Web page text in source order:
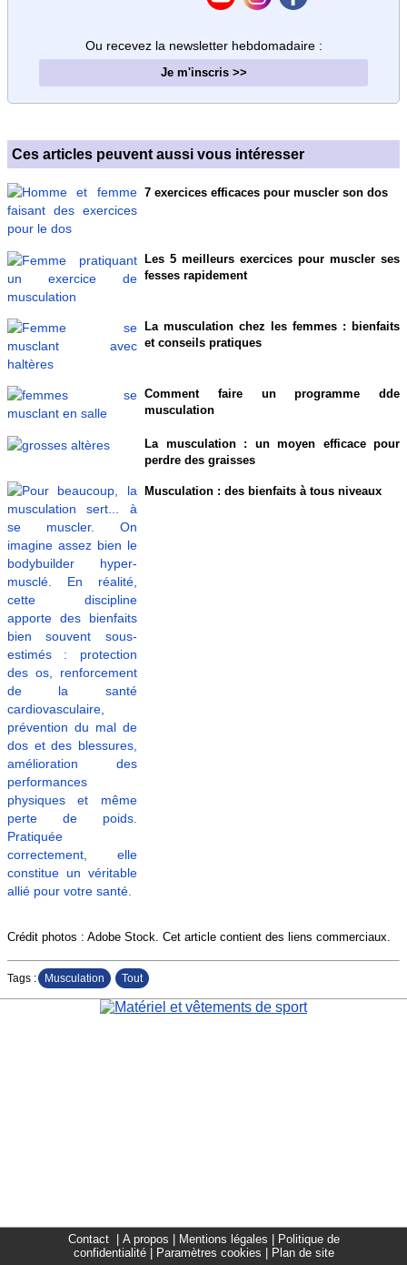
Ou recevez la newsletter hebdomadaire :
Je m'inscris >>
Ces articles peuvent aussi vous intéresser
7 exercices efficaces pour muscler son dos
Les 5 meilleurs exercices pour muscler ses
fesses rapidement
La musculation chez les femmes : bienfaits
et conseils pratiques
Comment faire un programme dde
musculation
La musculation : un moyen efficace pour
perdre des graisses
Musculation : des bienfaits à tous niveaux
Crédit photos : Adobe Stock. Cet article contient des liens commerciaux.
Tags : Musculation Tout
Contact| A propos | Mentions légales | Politique de
confidentialité| Paramètres cookies | Plan de site